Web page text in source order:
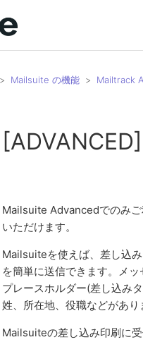
Mailsuite の機能 Mailtrack
Mailsuite Advancedでのみご
いただけます。
Mailsuiteを使えば、差し込
を簡単に送信できます。メ
プレースホルダー(差し込み
姓、所在地、役職などがあり
Mailsuiteの差し込み印刷に